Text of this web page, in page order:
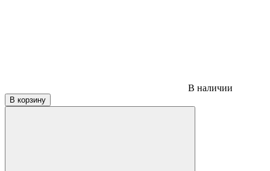
В наличии
В корзину